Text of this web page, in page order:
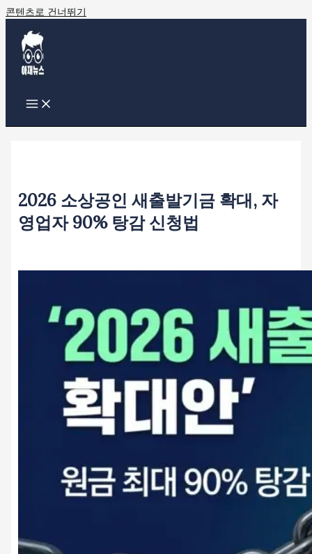
콘텐츠로 건너뛰기
2026 소상공인 새출발기금 확대, 자
영업자 90% 탕감 신청법